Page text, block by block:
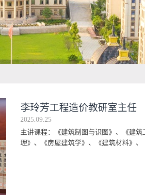
李玲芳工程造价教研室主任
2025.09.25
主讲课程：《建筑制图与识图》、《建
理》、《房屋建筑学》、《建筑材料》、